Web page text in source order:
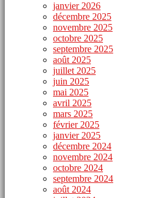
janvier 2026
décembre 2025
novembre 2025
octobre 2025
septembre 2025
août 2025
juillet 2025
juin 2025
mai 2025
avril 2025
mars 2025
février 2025
janvier 2025
décembre 2024
novembre 2024
octobre 2024
septembre 2024
août 2024